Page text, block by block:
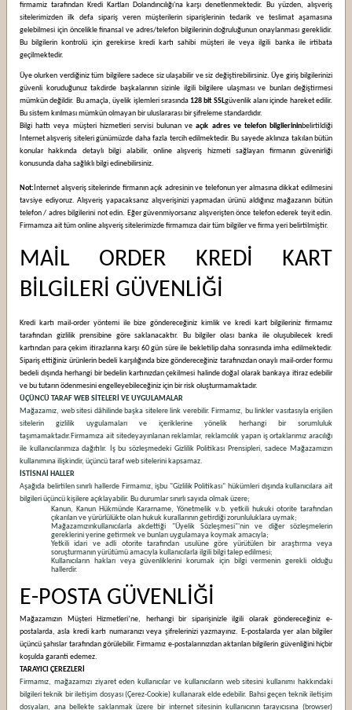
firmamiz tarafından Kredi Kartları Dolandırıcılığı'na karşı denetlenmektedir. Bu yüzden, alışveriş
sitelerimizden ilk defa sipariş veren müşterilerin siparişlerinin tedarik ve teslimat aşamasına
gelebilmesi için öncelikle finansal ve adres/telefon bilgilerinin doğruluğunun onaylanması gereklidir.
Bu bilgilerin kontrolü için gerekirse kredi kartı sahibi müşteri ile veya ilgili banka ile irtibata
geçilmektedir.
Üye olurken verdiğiniz tüm bilgilere sadece siz ulaşabilir ve siz değiştirebilirsiniz. Üye giriş bilgilerinizi
güvenli koruduğunuz takdirde başkalarının sizinle ilgili bilgilere ulaşması ve bunları değiştirmesi
mümkün değildir. Bu amaçla, üyelik işlemleri sırasında 128 bit SSLgüvenlik alanı içinde hareket edilir.
Bu sistem kırılması mümkün olmayan bir uluslararası bir şifreleme standardıdır.
Bilgi hattı veya müşteri hizmetleri servisi bulunan veaçık adres ve telefon bilgilerininbelirtildiği
İnternet alışveriş siteleri günümüzde daha fazla tercih edilmektedir. Bu sayede aklınıza takılan bütün
konular hakkında detaylı bilgi alabilir, online alışveriş hizmeti sağlayan firmanın güvenirliği
konusunda daha sağlıklı bilgi edinebilirsiniz.
Not: İnternet alışveriş sitelerinde firmanın açık adresinin ve telefonun yer almasına dikkat edilmesini
tavsiye ediyoruz. Alışveriş yapacaksanız alışverişinizi yapmadan ürünü aldığınız mağazanın bütün
telefon / adres bilgilerini not edin. Eğer güvenmiyorsanız alışverişten önce telefon ederek teyit edin.
Firmamıza ait tüm online alışveriş sitelerimizde firmamıza dair tüm bilgiler ve firma yeri belirtilmiştir.
MAİL ORDER KREDİ KART
BİLGİLERİ GÜVENLİĞİ
Kredi kartı mail-order yöntemi ile bize göndereceğiniz kimlik ve kredi kart bilgileriniz firmamız
tarafından gizlilik prensibine göre saklanacaktır. Bu bilgiler olası banka ile oluşubilecek kredi
kartından para çekim itirazlarına karşı 60 gün süre ile bekletilip daha sonrasında imha edilmektedir.
Sipariş ettiğiniz ürünlerin bedeli karşılığında bize göndereceğiniz tarafınızdan onaylı mail-order formu
bedeli dışında herhangi bir bedelin kartınızdan çekilmesi halinde doğal olarak bankaya itiraz edebilir
ve bu tutarın ödenmesini engelleyebileceğiniz için bir risk oluşturmamaktadır.
ÜÇÜNCÜ TARAF WEB SİTELERİ VE UYGULAMALAR
Mağazamız, web sitesi dâhilinde başka sitelere link verebilir. Firmamız, bu linkler vasıtasıyla erişilen
sitelerin gizlilik uygulamaları ve içeriklerine yönelik herhangi bir sorumluluk
taşımamaktadır.Firmamıza ait sitedeyayınlanan reklamlar, reklamcılık yapan iş ortaklarımız aracılığı
ile kullanıcılarımıza dağıtılır. İş bu sözleşmedeki Gizlilik Politikası Prensipleri, sadece Mağazamızın
kullanımına ilişkindir, üçüncü taraf web sitelerini kapsamaz.
İSTİSNAİ HALLER
Aşağıda belirtilen sınırlı hallerde Firmamız, işbu "Gizlilik Politikası" hükümleri dışında kullanıcılara ait
bilgileri üçüncü kişilere açıklayabilir. Bu durumlar sınırlı sayıda olmak üzere;
Kanun, Kanun Hükmünde Kararname, Yönetmelik v.b. yetkili hukuki otorite tarafından
çıkarılan ve yürürlülükte olan hukuk kurallarının getirdiği zorunluluklara uymak;
Mağazamızınkullanıcılarla akdettiği "Üyelik Sözleşmesi"'nin ve diğer sözleşmelerin
gereklerini yerine getirmek ve bunları uygulamaya koymak amacıyla;
Yetkili idari ve adli otorite tarafından usulüne göre yürütülen bir araştırma veya
soruşturmanın yürütümü amacıyla kullanıcılarla ilgili bilgi talep edilmesi;
Kullanıcıların hakları veya güvenliklerini korumak için bilgi vermenin gerekli olduğu
hallerdir.
E-POSTA GÜVENLİĞİ
Mağazamızın Müşteri Hizmetleri’ne, herhangi bir siparişinizle ilgili olarak göndereceğiniz e-
postalarda, asla kredi kartı numaranızı veya şifrelerinizi yazmayınız. E-postalarda yer alan bilgiler
üçüncü şahıslar tarafından görülebilir. Firmamız e-postalarınızdan aktarılan bilgilerin güvenliğini hiçbir
koşulda garanti edemez.
TARAYICI ÇEREZLERİ
Firmamız, mağazamızı ziyaret eden kullanıcılar ve kullanıcıların web sitesini kullanımı hakkındaki
bilgileri teknik bir iletişim dosyası (Çerez-Cookie) kullanarak elde edebilir. Bahsi geçen teknik iletişim
dosyaları, ana bellekte saklanmak üzere bir internet sitesinin kullanıcının tarayıcısına (browser)